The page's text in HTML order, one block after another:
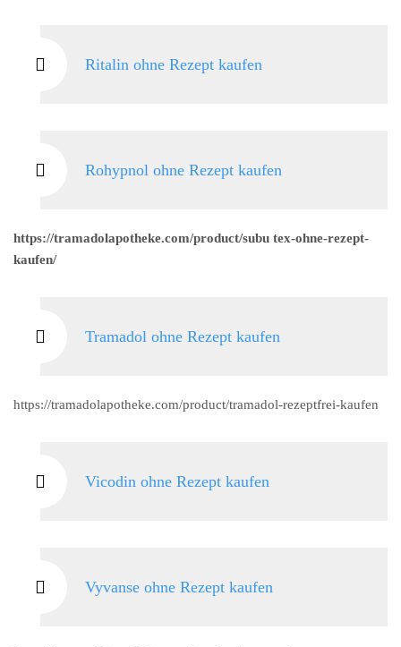
Ritalin ohne Rezept kaufen
Rohypnol ohne Rezept kaufen
https://tramadolapotheke.com/product/subu tex-ohne-rezept-
kaufen/
Tramadol ohne Rezept kaufen
https://tramadolapotheke.com/product/tramadol-rezeptfrei-kaufen
Vicodin ohne Rezept kaufen
Vyvanse ohne Rezept kaufen